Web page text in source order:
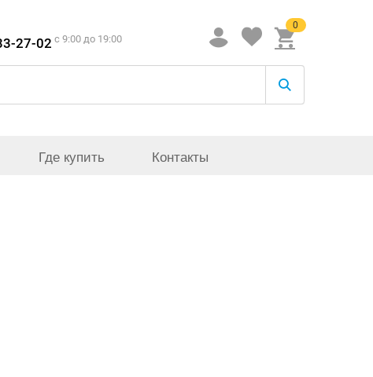
27-02 c 9:00 до 19:00
0
Где купить Контакты